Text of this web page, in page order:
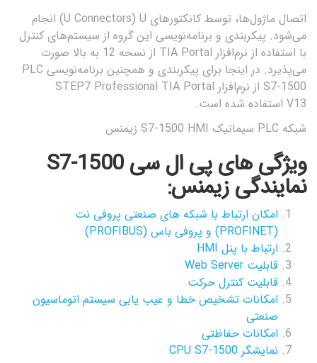
اتصال ماژول‌ها، توسط کانکتورهای U
(U Connectors) انجام
می‌شود. پیکربندی و برنامه‌نویسی این گروه از سیستم‌های کنترل
با استفاده از نرم‌افزار TIA Portal
از نسحه 12 به بالا صورت
می‌پذیرد. در اینجا برای پیکربندی و همچنین برنامه‌نویسی PLC
S7-1500 از نرم‌افزار STEP7 Professional TIA Portal
V13 استفاده شده است.
شبکه PLC سیماتیک S7-1500 HMI زیمنس
ویژگی های پی ال سی S7-1500
نمایندگی زیمنس:
امکان ارتباط با شبکه های صنعتی پروفی نت
(PROFINET) و پروفی باس (PROFIBUS)
ارتباط با پنل HMI
قابلیت Web Server
قابلیت کنترل حرکت
امکانات تشخیص خطا و عیب یابی سیستم اتوماسیون
صنعتی
امکانات حفاظتی
نمایشگر CPU S7-1500